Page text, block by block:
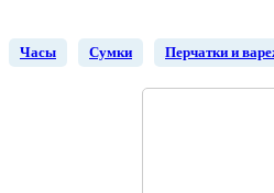
Часы Сумки Перчатки и